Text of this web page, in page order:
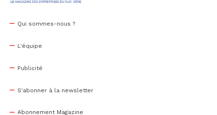
Qui sommes-nous ?
L'équipe
Publicité
S'abonner à la newsletter
Abonnement Magazine